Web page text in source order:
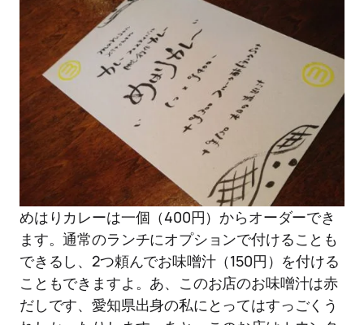
めはりカレーは一個（400円）からオーダーでき
ます。通常のランチにオプションで付けることも
できるし、2つ頼んでお味噌汁（150円）を付ける
こともできますよ。あ、このお店のお味噌汁は赤
だしです、愛知県出身の私にとってはすっごくう